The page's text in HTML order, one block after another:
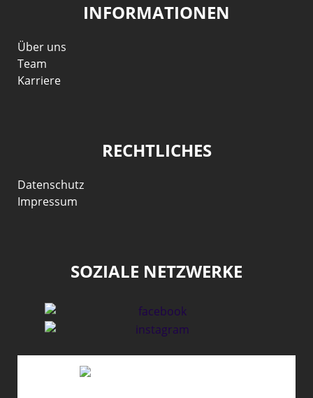
INFORMATIONEN
Über uns
Team
Karriere
RECHTLICHES
Datenschutz
Impressum
SOZIALE NETZWERKE